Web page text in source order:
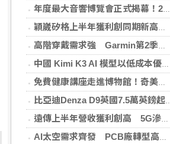
年度最大音響博覽會正式揭幕！2026 TAA國際HI-END音響大展 即日起君悅連展四天
穎崴矽格上半年獲利創同期新高 AI先進製程需求帶動
高階穿戴需求強 Garmin第2季獲利大增3成創高
中國 Kimi K3 AI 模型以低成本優勢 挑戰全球市場領導地位
免費健康講座走進博物館！奇美醫院攜手臺灣生活型態醫學會開放報名
比亞迪Denza D9英國7.5萬英鎊起 比Lexus LM便宜逾2.2萬英鎊
遠傳上半年營收獲利創高 5G滲透率居電信業之冠
AI太空需求齊發 PCB廠轉型高階產品迎收成